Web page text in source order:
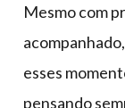
Mesmo com
esses
pensando